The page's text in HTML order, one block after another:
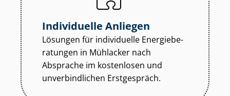
Individuelle Anliegen
Lösungen für individuelle En­er­gie­be­
ra­tun­gen in Mühlacker nach
Absprache im kostenlosen und
unverbindlichen Erstgespräch.